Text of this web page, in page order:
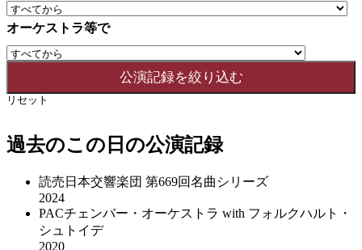
オーケストラ等で
リセット
過去のこの日の公演記録
読売日本交響楽団 第669回名曲シリーズ
2024
PACチェンバー・オーケストラ with フォルクハルト・
シュトイデ
2020